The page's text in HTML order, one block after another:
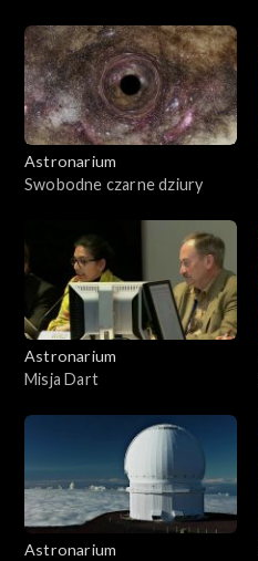
Astronarium
Swobodne czarne dziury
Astronarium
Misja Dart
Astronarium